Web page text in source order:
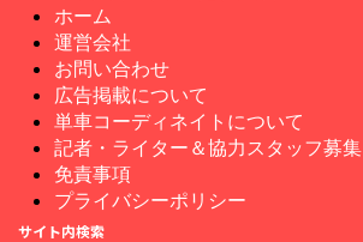
ホーム
運営会社
お問い合わせ
広告掲載について
単車コーディネイトについて
記者・ライター＆協力スタッフ募集
免責事項
プライバシーポリシー
サイト内検索